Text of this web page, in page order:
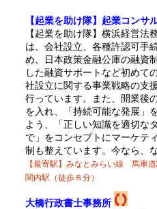
【起業を助け隊】起業コンサ
【起業を助け隊】横浜経営法
は、会社設立、各種許認可手
め、日本政策金融公庫の融資
した融資サポートなど初めて
社設立に関する事業戦略の支
行っています。また、開業後
を入れ、「持続可能な発展」
よう、「正しい知識を適切な
で」をコンセプトにマーケテ
制も整えています。今なら、
【最寄駅】みなとみらい線 馬車
関内駅（徒歩８分）
大橋行政書士事務所